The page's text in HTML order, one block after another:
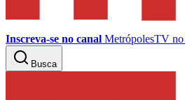
Inscreva-se no canal MetrópolesTV no
Busca